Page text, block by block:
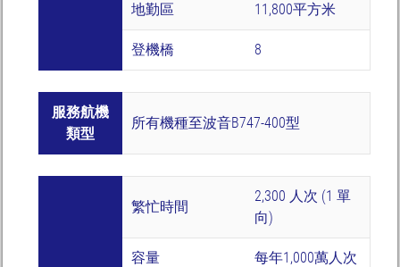
地勤區 11,800平方米
登機橋 8
服務航機
類型
所有機種至波音B747-400型
繁忙時間
2,300 人次 (1 單
向)
容量 每年1,000萬人次